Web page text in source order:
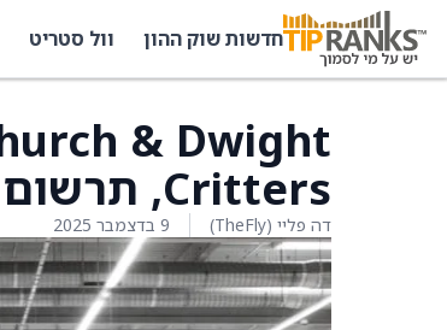
חדשות שוק ההון וול סטריט
Critters, תרשום הוצאה של 40–45 מיליון דולר
דה פליי (TheFly) 9 בדצמבר 2025